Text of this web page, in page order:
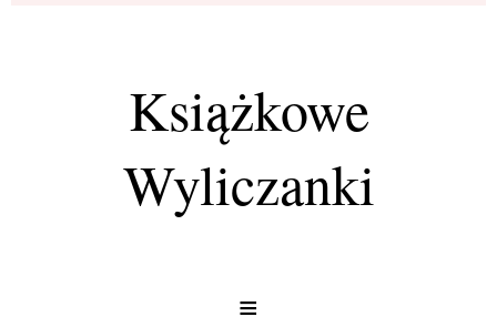
Książkowe
Wyliczanki
≡